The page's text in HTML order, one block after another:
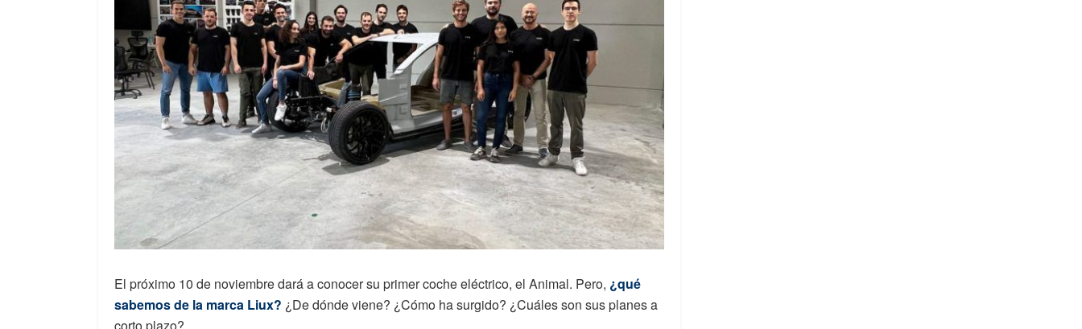
El próximo 10 de noviembre dará a conocer su primer coche eléctrico, el Animal. Pero, ¿qué
sabemos de la marca Liux? ¿De dónde viene? ¿Cómo ha surgido? ¿Cuáles son sus planes a
corto plazo?